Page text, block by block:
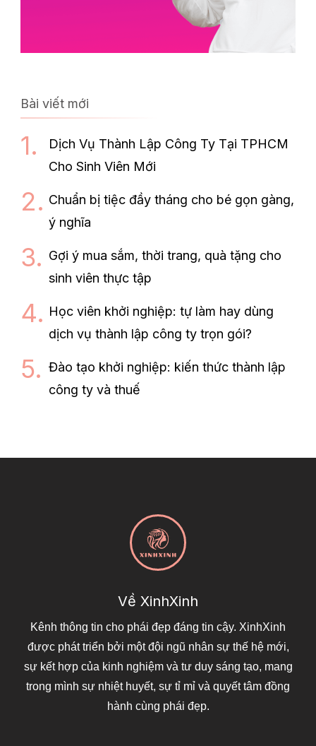
Bài viết mới
Dịch Vụ Thành Lập Công Ty Tại TPHCM
Cho Sinh Viên Mới
Chuẩn bị tiệc đầy tháng cho bé gọn gàng,
ý nghĩa
Gợi ý mua sắm, thời trang, quà tặng cho
sinh viên thực tập
Học viên khởi nghiệp: tự làm hay dùng
dịch vụ thành lập công ty trọn gói?
Đào tạo khởi nghiệp: kiến thức thành lập
công ty và thuế
Về XinhXinh
Kênh thông tin cho phái đẹp đáng tin cậy. XinhXinh
được phát triển bởi một đội ngũ nhân sự thế hệ mới,
sự kết hợp của kinh nghiệm và tư duy sáng tạo, mang
trong mình sự nhiệt huyết, sự tỉ mỉ và quyết tâm đồng
hành cùng phái đẹp.